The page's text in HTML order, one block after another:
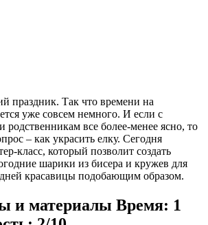
праздник. Так что времени на
уже совсем немного. И если с
родственникам все более-менее ясно, то
– как украсить елку. Сегодня
класс, который позволит создать
шарики из бисера и кружев для
красавицы подобающим образом.
и материалы Время: 1